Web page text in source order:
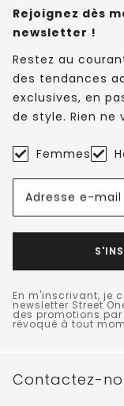
Rejoignez dès
newsletter !
Restez au
des tendances
exclusives, en
de style. Rien ne
Femmes
Adresse e-mail
En m'inscrivant, je
newsletter Street
des promotions
révoqué à tout
Contactez-